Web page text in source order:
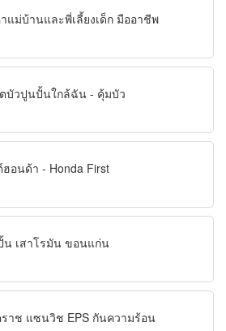
แม่บ้านและพี่เลี้ยงเด็ก มืออาชีพ
บัวปูนปั้นใกล้ฉัน - คุ้มบัว
อนด้า - Honda First
เสาโรมัน ขอนแก่น
าช แซนวิช EPS กันความร้อน